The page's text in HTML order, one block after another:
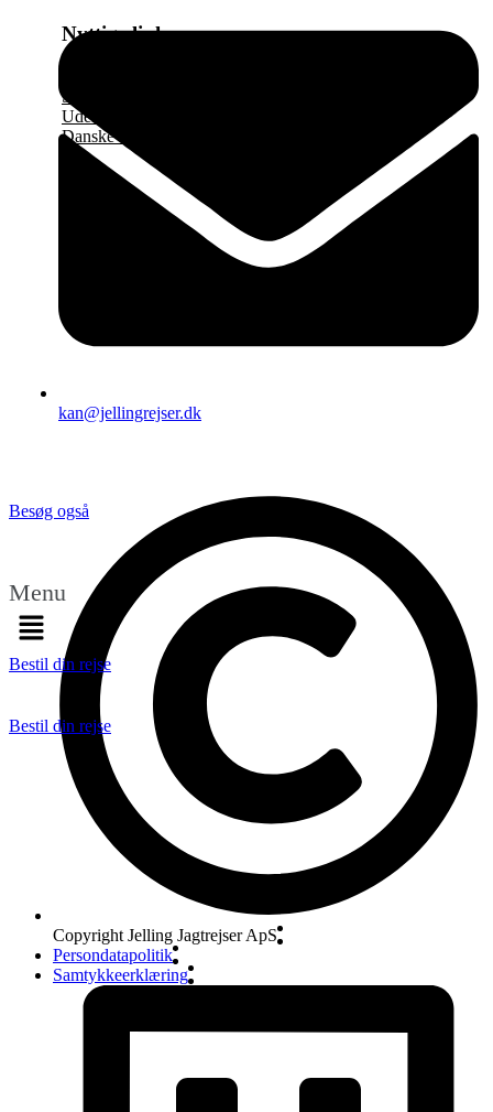
kan@jellingrejser.dk
Besøg også
Menu
Bestil din rejse
Bestil din rejse
Nyttige links
Sundhedsstyrelsen
Udenrigsministeriets Rejsevejledninger
Danske Lægers Vaccinations Service
Copyright Jelling Jagtrejser ApS
Persondatapolitik
Samtykkeerklæring